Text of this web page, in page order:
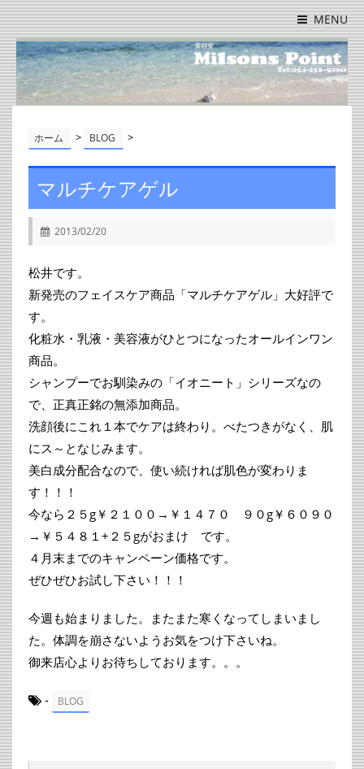
MENU
ホーム > BLOG >
マルチケアゲル
2013/02/20
松井です。
新発売のフェイスケア商品「マルチケアゲル」大好評で
す。
化粧水・乳液・美容液がひとつになったオールインワン
商品。
シャンプーでお馴染みの「イオニート」シリーズなの
で、正真正銘の無添加商品。
洗顔後にこれ１本でケアは終わり。べたつきがなく、肌
にス～となじみます。
美白成分配合なので、使い続ければ肌色が変わりま
す！！！
今なら２５g￥２１００→￥１４７０ ９０g￥６０９０
→￥５４８１+２５gがおまけ です。
４月末までのキャンペーン価格です。
ぜひぜひお試し下さい！！！
今週も始まりました。またまた寒くなってしまいまし
た。体調を崩さないようお気をつけ下さいね。
御来店心よりお待ちしております。。。
- BLOG